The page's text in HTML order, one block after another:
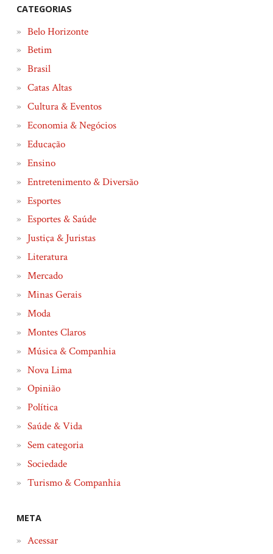
CATEGORIAS
Belo Horizonte
Betim
Brasil
Catas Altas
Cultura & Eventos
Economia & Negócios
Educação
Ensino
Entretenimento & Diversão
Esportes
Esportes & Saúde
Justiça & Juristas
Literatura
Mercado
Minas Gerais
Moda
Montes Claros
Música & Companhia
Nova Lima
Opinião
Política
Saúde & Vida
Sem categoria
Sociedade
Turismo & Companhia
META
Acessar